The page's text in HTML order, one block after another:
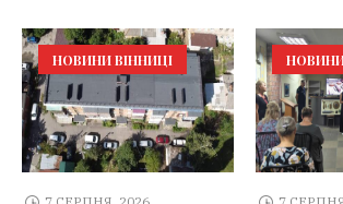
НОВИНИ ВІННИЦІ